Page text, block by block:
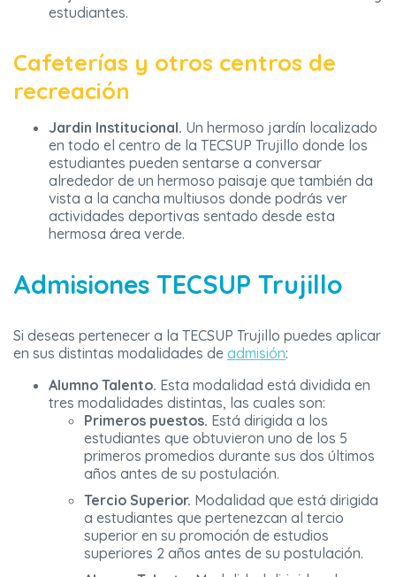
estudiantes.
Cafeterías y otros centros de
recreación
Jardin Institucional. Un hermoso jardín localizado
en todo el centro de la TECSUP Trujillo donde los
estudiantes pueden sentarse a conversar
alrededor de un hermoso paisaje que también da
vista a la cancha multiusos donde podrás ver
actividades deportivas sentado desde esta
hermosa área verde.
Admisiones TECSUP Trujillo
Si deseas pertenecer a la TECSUP Trujillo puedes aplicar
en sus distintas modalidades de admisión:
Alumno Talento. Esta modalidad está dividida en
tres modalidades distintas, las cuales son:
Primeros puestos. Está dirigida a los
estudiantes que obtuvieron uno de los 5
primeros promedios durante sus dos últimos
años antes de su postulación.
Tercio Superior. Modalidad que está dirigida
a estudiantes que pertenezcan al tercio
superior en su promoción de estudios
superiores 2 años antes de su postulación.